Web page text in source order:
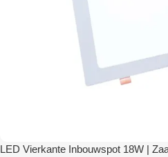
LED Vierkante Inbouwspot 18W |